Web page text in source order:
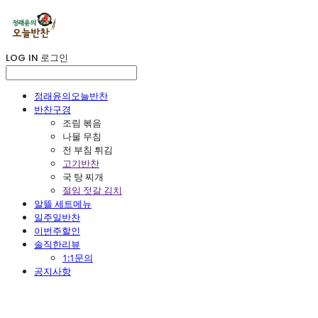
LOG IN 로그인
정래윤의오늘반찬
반찬구경
조림 볶음
나물 무침
전 부침 튀김
고기반찬
국 탕 찌개
절임 젓갈 김치
알뜰 세트메뉴
일주일반찬
이번주할인
솔직한리뷰
1:1문의
공지사항